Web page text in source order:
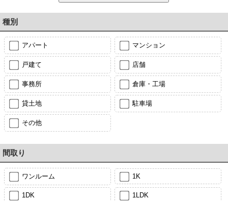
種別
アパート マンション
戸建て 店舗
事務所 倉庫・工場
貸土地 駐車場
その他
間取り
ワンルーム 1K
1DK 1LDK